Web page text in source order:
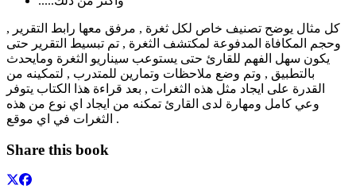
كل مثال يوضح تصنيف خاص لكل ثغرة , مرفق معها رابط التقرير ,
وحجم المكافاة المدفوعة لمكتشف الثغرة , تم تبسيط التقرير حتى
يكون سهل الفهم للقارئ حتى يستوعب سيناريو الثغرة ومايحدث
بالتطبيق , وتم وضع ملاحظات وتمارين للمتدرب , لتمكينه من
القدرة على ايجاد مثل هذه الثغرات , بعد قراءة هذا الكتاب يتوفر
وعي كامل ومهارة لدى القارئ تمكنه من ايجاد اي نوع من هذه
الثغرات في اي موقع .
Share this book